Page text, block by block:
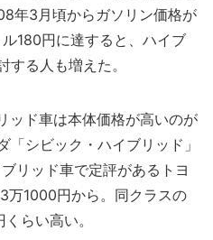
年3月頃からガソリン価格が
180円に達すると、ハイブ
する人も増えた。
ッド車は本体価格が高いのが
シビック・ハイブリッド」
リッド車で定評があるトヨ
万1000円から。同クラスの
らい高い。